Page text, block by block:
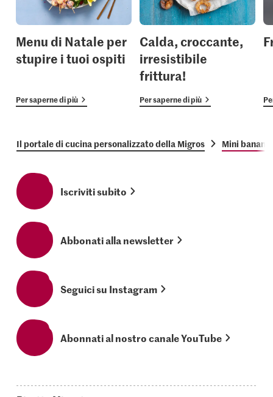
Menu di Natale per
stupire i tuoi ospiti
Per saperne di più
Calda, croccante,
irresistibile
frittura!
Per saperne di più
Il portale di cucina personalizzato della Migros Mini
Iscriviti subito
Abbonati alla newsletter
Seguici su Instagram
Abonnati al nostro canale YouTube